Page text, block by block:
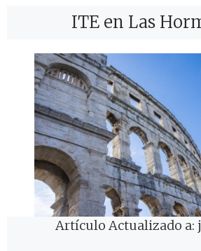
ITE en Las
Artículo Actualizado a: